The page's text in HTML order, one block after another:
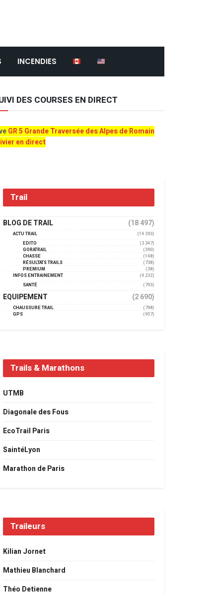
INCENDIES
DES COURSES EN DIRECT
GR 5 Grande Traversée des Alpes de Romain
en direct
Trail
BLOG DE TRAIL (18 497)
ACTU TRAIL
(14 293)
EDITO
(3 347)
GORATRAIL
(390)
CHASSE
(148)
RÉSULTATS TRAILS
(738)
PREMIUM
(38)
INFOS ENTRAINEMENT
(4 232)
SANTÉ
(793)
EQUIPEMENT (2 690)
CHAUSSURE TRAIL
(798)
GPS
(957)
Trails & Marathons
UTMB
Diagonale des Fous
EcoTrail Paris
SaintéLyon
Marathon de Paris
Traileurs
Kilian Jornet
Mathieu Blanchard
Théo Detienne